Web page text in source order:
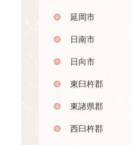
延岡市
日南市
日向市
東臼杵郡
東諸県郡
西臼杵郡